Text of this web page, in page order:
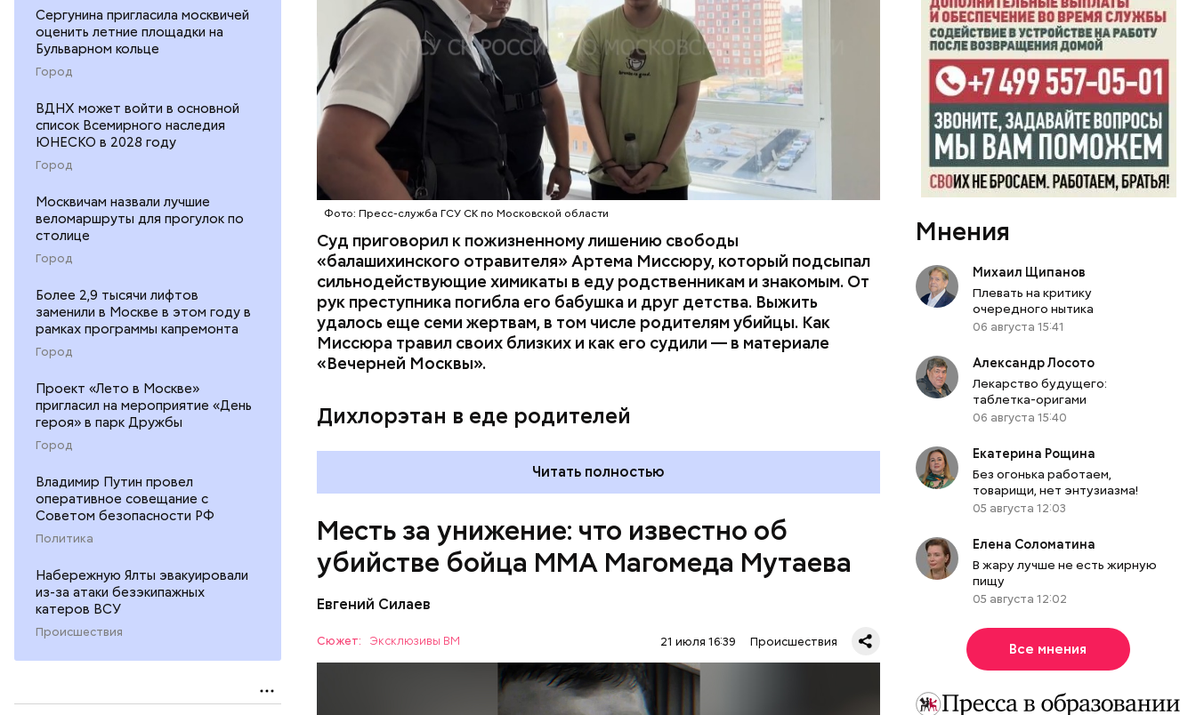
Сергунина пригласила москвичей
оценить летние площадки на
Бульварном кольце
Город
ВДНХ может войти в основной
список Всемирного наследия
ЮНЕСКО в 2028 году
Город
Москвичам назвали лучшие
веломаршруты для прогулок по
столице
Город
Более 2,9 тысячи лифтов
заменили в Москве в этом году в
рамках программы капремонта
Город
Проект «Лето в Москве»
пригласил на мероприятие «День
героя» в парк Дружбы
Город
Владимир Путин провел
оперативное совещание с
Советом безопасности РФ
Политика
Набережную Ялты эвакуировали
из-за атаки безэкипажных
катеров ВСУ
Происшествия
Фото: Пресс-служба ГСУ СК по Московской области
Суд приговорил к пожизненному лишению свободы
«балашихинского отравителя» Артема Миссюру, который подсыпал
сильнодействующие химикаты в еду родственникам и знакомым. От
рук преступника погибла его бабушка и друг детства. Выжить
удалось еще семи жертвам, в том числе родителям убийцы. Как
Миссюра травил своих близких и как его судили — в материале
«Вечерней Москвы».
Дихлорэтан в еде родителей
изъятой из квартиры пострадавших.
Читать полностью
Месть за унижение: что известно об
убийстве бойца ММА Магомеда Мутаева
Евгений Силаев
Сюжет: Эксклюзивы ВМ 21 июля 16:39 Происшествия
По данному факту СК возбудилуголовное делопо двум статьям:
«Убийство» и «Незаконный оборот оружия». Расследование
уголовного делавзял на контроль
Мнения
Михаил Щипанов
Плевать на критику
очередного нытика
06 августа 15:41
Александр Лосото
Лекарство будущего:
таблетка-оригами
06 августа 15:40
Екатерина Рощина
Без огонька работаем,
товарищи, нет энтузиазма!
05 августа 12:03
Елена Соломатина
В жару лучше не есть жирную
пищу
05 августа 12:02
Все мнения